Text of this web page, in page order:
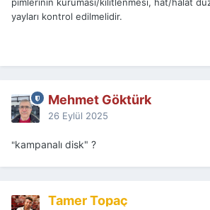
pimlerinin kuruması/kilitlenmesi, hat/halat
yayları kontrol edilmelidir.
Mehmet Göktürk
26 Eylül 2025
"kampanalı disk" ?
Tamer Topaç